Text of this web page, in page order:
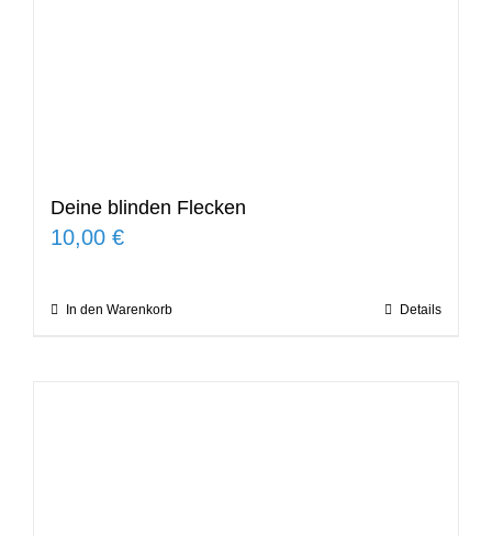
Deine blinden Flecken
10,00 €
In den Warenkorb Details